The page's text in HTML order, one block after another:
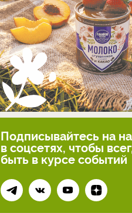
Подписывайтесь на
в соцсетях, чтобы
быть в курсе событий